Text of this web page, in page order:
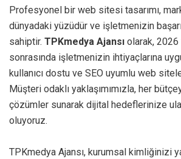
Profesyonel bir web sitesi tasarımı,
dünyadaki yüzüdür ve işletmenizin
sahiptir. TPKmedya Ajansı olarak, 2026
sonrasında işletmenizin ihtiyaçlarına
kullanıcı dostu ve SEO uyumlu web
Müşteri odaklı yaklaşımımızla, her
çözümler sunarak dijital hedeflerinize
oluyoruz.
TPKmedya Ajansı, kurumsal kimliğinizi